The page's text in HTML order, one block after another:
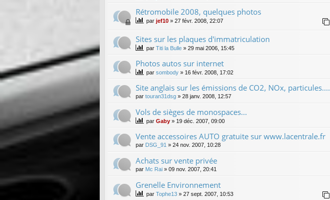
Rétromobile 2008, quelques photos
par jef10 » 27 févr. 2008, 22:07
Sites sur les plaques d'immatriculation
par Titi la Bulle » 29 mai 2006, 15:45
Photos autos sur internet
par sombody » 16 févr. 2008, 17:02
Site anglais sur les émissions de CO2, NOx, particules....
par touran31dsg » 28 janv. 2008, 12:57
Vols de sièges de monospaces...
par Gaby » 19 déc. 2007, 09:00
Vente accessoires AUTO gratuite sur www.lacentrale.fr
par DSG_91 » 24 nov. 2007, 10:28
Achats sur vente privée
par Mc Rai » 09 nov. 2007, 20:41
Grenelle Environnement
par Tophe13 » 27 sept. 2007, 10:53